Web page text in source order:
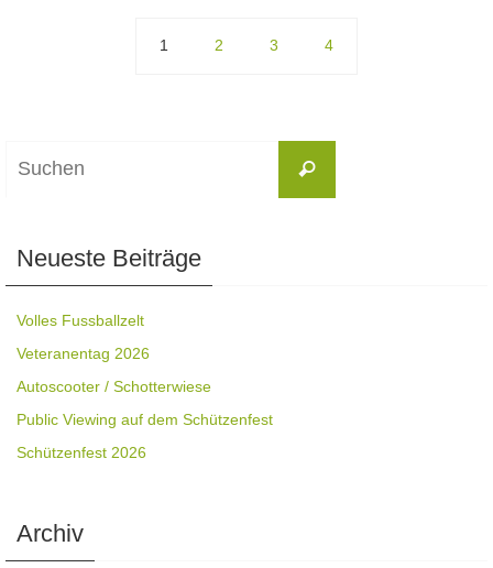
1 2 3 4
Suchen
Neueste Beiträge
Volles Fussballzelt
Veteranentag 2026
Autoscooter / Schotterwiese
Public Viewing auf dem Schützenfest
Schützenfest 2026
Archiv